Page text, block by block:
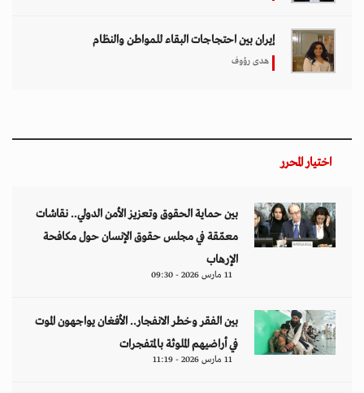
إيران بين احتجاجات البقاء للمواطن والنظام
هدى رؤوف
اختيار المحرر
بين حماية الحقوق وتعزيز الأمن الدولي.. نقاشات
معمّقة في مجلس حقوق الإنسان حول مكافحة
الإرهاب
11 مارس 2026 - 09:30
بين الفقر وخطر الانفجار.. الأفغان يواجهون الموت
في أراضيهم الملوثة بالمتفجرات
11 مارس 2026 - 11:19